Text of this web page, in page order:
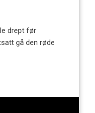
drept før
gå den røde